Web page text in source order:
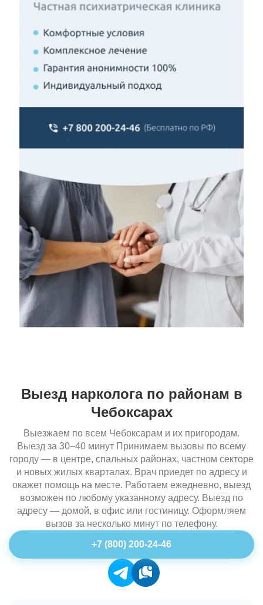
Выезд нарколога по районам в
Чебоксарах
Выезжаем по всем Чебоксарам и их пригородам.
Выезд за 30–40 минут Принимаем вызовы по всему
городу — в центре, спальных районах, частном секторе
и новых жилых кварталах. Врач приедет по адресу и
окажет помощь на месте. Работаем ежедневно, выезд
возможен по любому указанному адресу. Выезд по
адресу — домой, в офис или гостиницу. Оформляем
вызов за несколько минут по телефону.
+7 (800) 200-24-46